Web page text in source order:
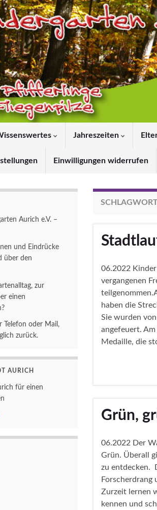
Jahreszeiten
Einwilligungen widerrufen
06.2022
vergangenen
haben die
Sie wurden
angefeuert.
Medaille, die
Grün,
06.2022 Der
Grün. Überall
zu entdecken.
Forscherdrang
Zurzeit lernen
kennen und
Aurich e.V. –
und Eindrücke
über den
zur
einen
Telefon oder Mail,
zurück.
AURICH
für einen